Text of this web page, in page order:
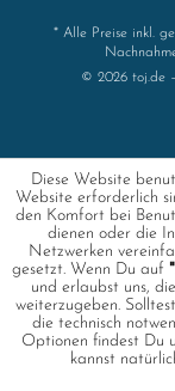
* Alle Preise inkl.
© 2026 toj.de
Diese Website
Website erforderlich
den Komfort bei
dienen oder die
Netzwerken
gesetzt. Wenn Du auf
und erlaubst uns,
weiterzugeben.
die technisch
Optionen findest Du
kannst